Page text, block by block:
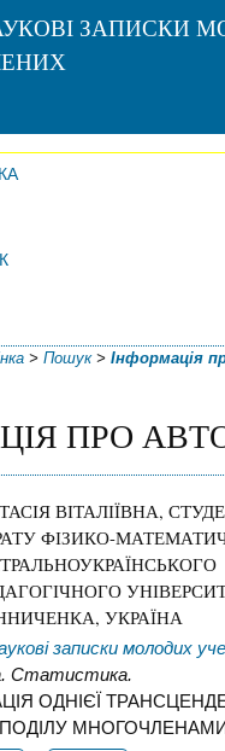
ЗАПИСКИ
> Пошук> Інформація
ПРО
ВІТАЛІЇВНА,
ФІЗИКО-
УКРАЇНА
записки молодих
Статистика.
ОДНІЄЇ